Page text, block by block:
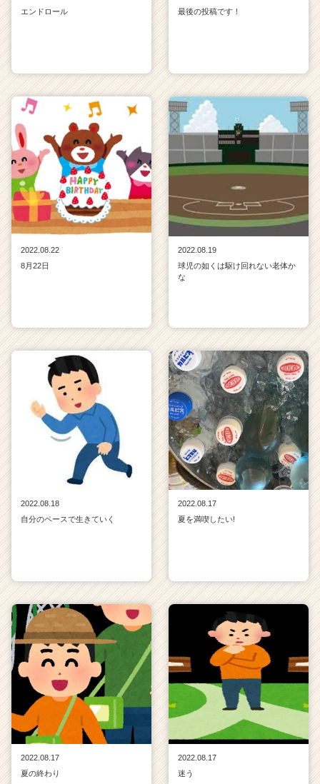
エンドロール
最後の投稿です！
2022.08.22
8月22日
2022.08.19
球児の如くは駆け回れない老体か
な
2022.08.18
自分のペースで生きていく
2022.08.17
夏を満喫したい!
2022.08.17
夏の終わり
2022.08.17
迷う